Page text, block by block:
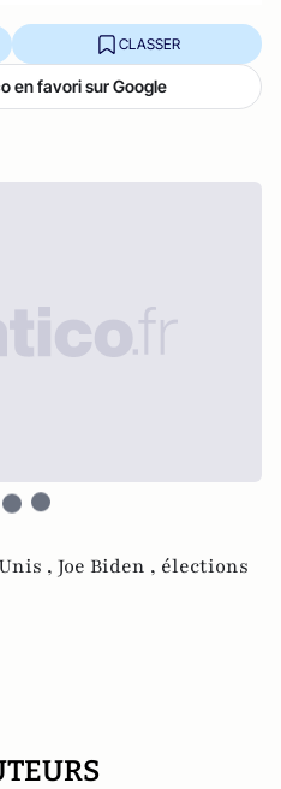
CLASSER
en favori sur Google
, Joe Biden , élections